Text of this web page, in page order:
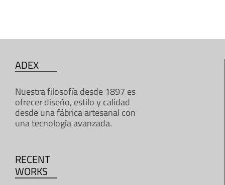
ADEX
Nuestra filosofía desde 1897 es
ofrecer diseño, estilo y calidad
desde una fábrica artesanal con
una tecnología avanzada.
RECENT
WORKS